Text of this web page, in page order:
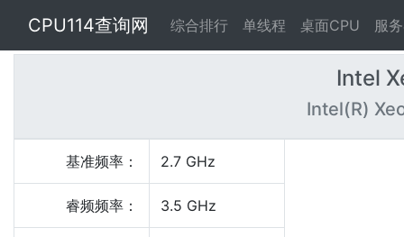
CPU114查询网 综合排行 单线程 桌面CPU 服
Intel
Intel(R)
基准频率： 2.7 GHz
睿频频率： 3.5 GHz